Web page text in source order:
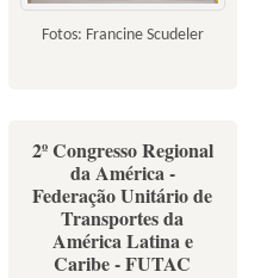
Fotos: Francine Scudeler
2º Congresso Regional
da América -
Federação Unitário de
Transportes da
América Latina e
Caribe - FUTAC